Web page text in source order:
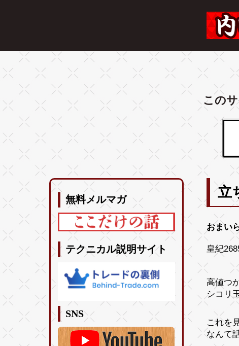
この
無料メルマガ
テクニカル説明サイト
SNS
立
おまい
皇紀
高値つ
シコリ
これを
なんて